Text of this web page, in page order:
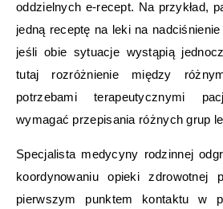
oddzielnych e-recept. Na przykład,
jedną receptę na leki na
jeśli obie sytuacje wystąpią
tutaj rozróżnienie między
potrzebami terapeutycznymi
wymagać przepisania różnych grup
Specjalista medycyny rodzinnej
koordynowaniu opieki zdrowotnej
pierwszym punktem kontaktu w